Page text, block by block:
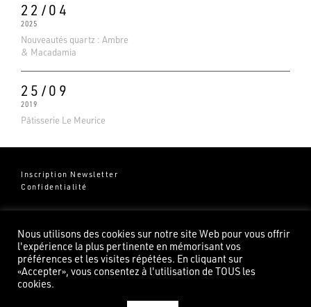
22/04
2025
Nouveautés quartz : Ambre
& Macadamia
25/09
2019
Pâtisserie Le Meurice
Inscription Newsletter
Confidentialité
Groupe Pierredeplan
82100 Castelsarrasin
Nous utilisons des cookies sur notre site Web pour vous offrir
l'expérience la plus pertinente en mémorisant vos
préférences et les visites répétées. En cliquant sur
«Accepter», vous consentez à l'utilisation de TOUS les
cookies.